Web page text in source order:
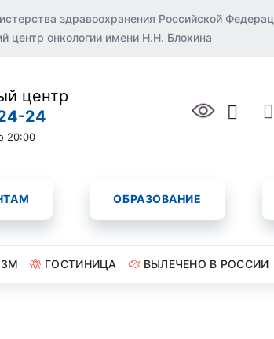
здравоохранения Российской
центр онкологии имени Н.Н. Блохина
центр
24
20:00
ОБРАЗОВАНИЕ
ГОСТИНИЦА ВЫЛЕЧЕНО В РОССИИ